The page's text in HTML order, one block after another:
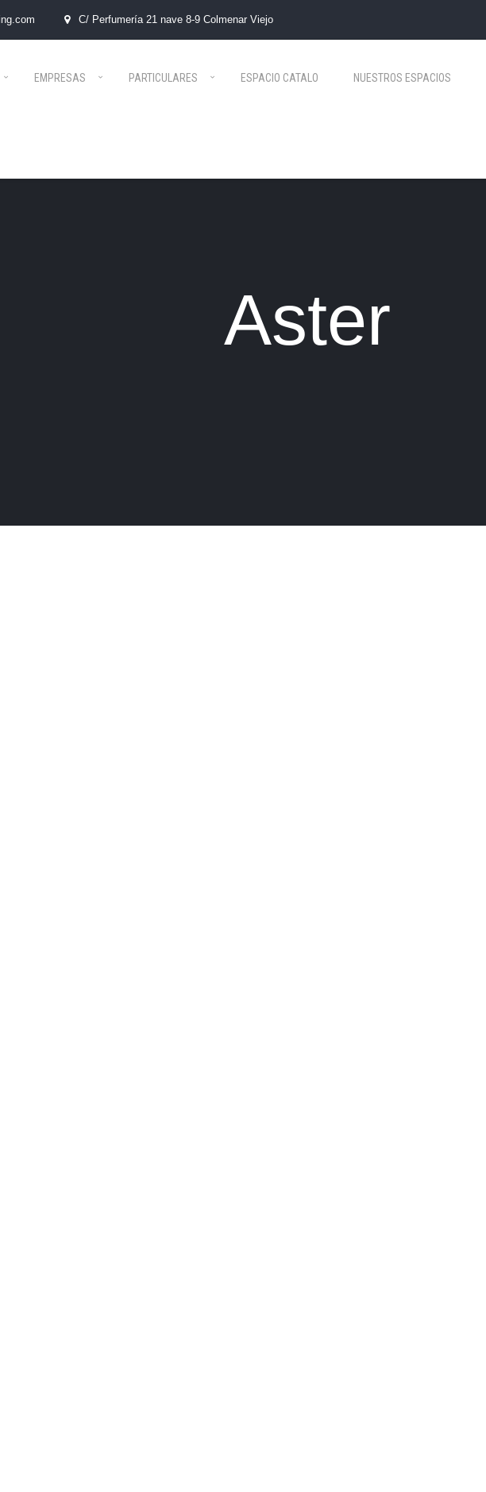
C/ Perfumería 21 nave 8-9 Colmenar Viejo
EMPRESAS PARTICULARES ESPACIO CATALO NUESTROS ESPACIOS
Aster